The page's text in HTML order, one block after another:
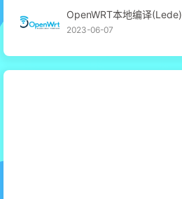
OpenWRT本地编译(Lede)
2023-06-07